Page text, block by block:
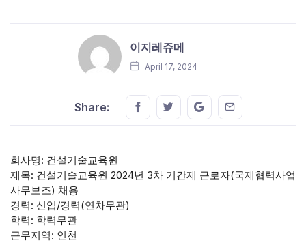
이지레쥬메
April 17, 2024
Share: Share this on FaceBook
Share this on Twitter
Share this on GMail
Share this on
회사명: 건설기술교육원
제목: 건설기술교육원 2024년 3차 기간제 근로자(국제협력사업
사무보조) 채용
경력: 신입/경력(연차무관)
학력: 학력무관
근무지역: 인천